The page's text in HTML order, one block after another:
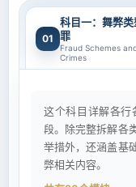
01
科目一：舞弊
罪
Fraud Schemes
Crimes
这个科目详解各行
段。除完整拆解各
举措外，还涵盖基
弊相关内容。